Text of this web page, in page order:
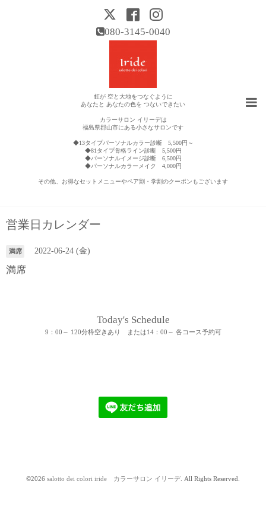
080-3145-0040
虹が 空と大地をつなぐように
あなたと あなたの色を つないできたい
カラーサロン イリーデは
福島県郡山市にある小さなサロンです
◆13タイプパーソナルカラー診断 5,500円～
◆81タイプ骨格ライン診断 5,500円
◆パーソナルイメージ診断 6,500円
◆パーソナルカラーメイク 4,000円
その他、お得なセットメニューやペア割・学割のクーポンもございます
営業日カレンダー
満席 2022-06-24 (金)
満席
Today's Schedule
9：00～ 120分枠空きあり または14：00～ 各コース予約可
©2026 salotto dei colori iride カラーサロン イリーデ. All Rights Reserved.